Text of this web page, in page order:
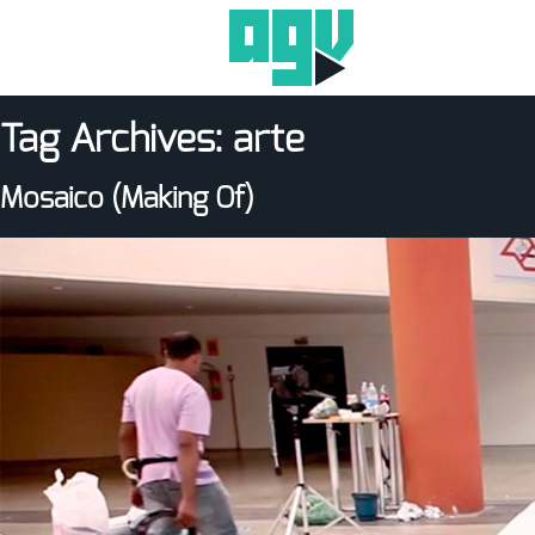
Tag Archives: arte
Mosaico (Making Of)